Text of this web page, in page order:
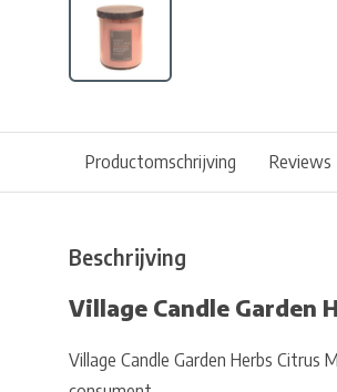
Productomschrijving Reviews
Beschrijving
Village Candle Garden
Village Candle Garden Herbs